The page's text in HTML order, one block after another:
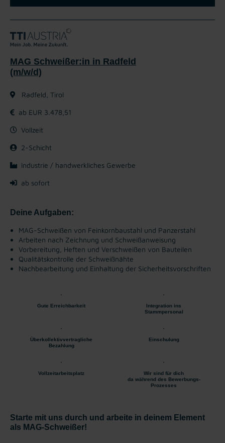
MAG Schweißer:in in Radfeld
(m/w/d)
Radfeld, Tirol
ab EUR 3.478,51
Vollzeit
2-Schicht
Industrie / handwerkliches Gewerbe
ab sofort
Deine Aufgaben:
MAG-Schweißen von Feinkornbaustahl und Panzerstahl
Arbeiten nach Zeichnung und Schweißanweisung
Vorbereitung, Heften und Verschweißen von Bauteilen
Qualitätskontrolle der Schweißnähte
Nachbearbeitung und Einhaltung der Sicherheitsvorschriften
Gute Erreichbarkeit
Integration ins
Stammpersonal
Überkollektivvertragliche
Bezahlung
Einschulung
Vollzeitarbeitsplatz
Wir sind für dich
da während des Bewerbungs-
Prozesses
Starte mit uns durch und arbeite in deinem Element
als MAG-Schweißer!